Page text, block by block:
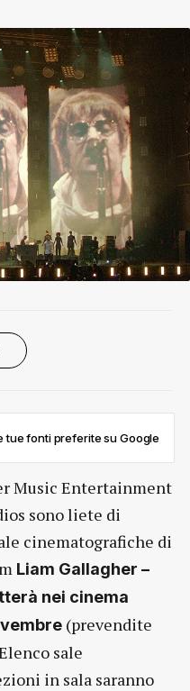
tue fonti preferite su Google
Music Entertainment
sono liete di
cinematografiche di
Liam Gallagher –
nei cinema
(prevendite
sale
in sala saranno